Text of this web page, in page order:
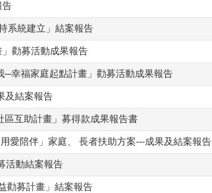
告
系統建立」結案報告
勸募活動成果報告
─幸福家庭起點計畫」勸募活動成果報告
及結案報告
互助計畫」募得款成果報告書
愛陪伴」家庭、 長者扶助方案---成果及結案報告
活動結案報告
勸募計畫」結案報告